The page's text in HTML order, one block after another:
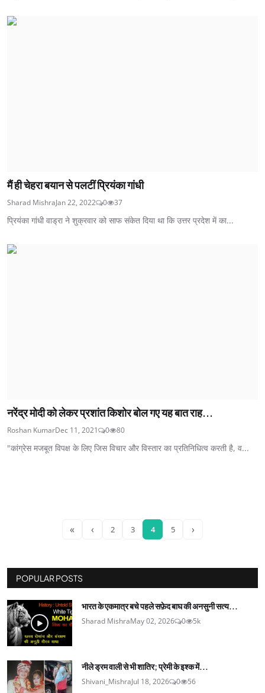
मैं ही चेहरा बयान से पलटीं प्रियंका गांधी
Sharad MishraJan 22, 2022 0 37
प्रियंका गांधी वाड्रा ने शुक्रवार को साफ संकेत दिया था कि उत्तर प्रदेश में का...
नरेंद्र मोदी को लेकर प्रशांत किशोर बोल गए यह बात राह...
Roshan KumarDec 11, 2021 0 80
"कांग्रेस मजबूत विपक्ष के लिए जिस विचार और विस्तार का प्रतिनिधित्व करती है, व...
« ‹ 2 3 4 5 ›
POPULAR POSTS
भारत के एकमात्र बचे पहले सफ़ेद बाघ की अनसुनी सत्य...
Sharad MishraMay 02, 2026 0 5k
नीले ड्रम वाली से भी शातिर; प्रेमी के इश्‍क में...
Shivani_MishraJul 18, 2026 0 56